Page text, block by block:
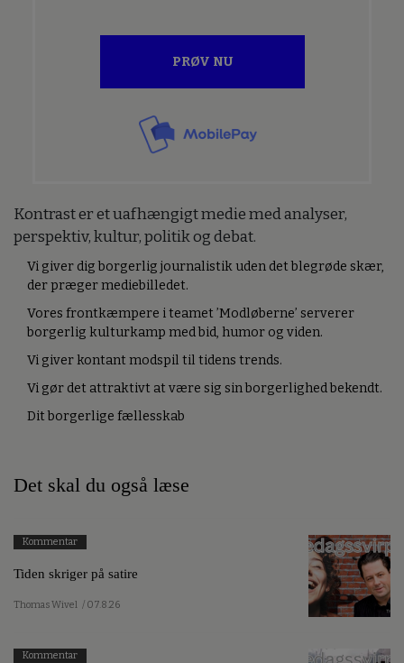
PRØV NU
Kontrast er et uafhængigt medie med analyser,
perspektiv, kultur, politik og debat.
Vi giver dig borgerlig journalistik uden det blegrøde skær,
der præger mediebilledet.
Vores frontkæmpere i teamet ’Modløberne’ serverer
borgerlig kulturkamp med bid, humor og viden.
Vi giver kontant modspil til tidens trends.
Vi gør det attraktivt at være sig sin borgerlighed bekendt.
Dit borgerlige fællesskab
Det skal du også læse
Kommentar
Tiden skriger på satire
Thomas Wivel / 07.8.26
Kommentar